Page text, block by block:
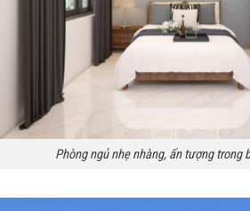
Phòng ngủ nhẹ nhàng, ấn tượng trong